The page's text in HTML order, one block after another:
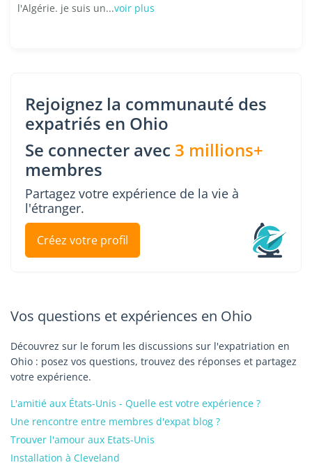
l'Algérie. je suis un...voir plus
Rejoignez la communauté des
expatriés en Ohio
Se connecter avec 3 millions+
membres
Partagez votre expérience de la vie à
l'étranger.
Créez votre profil
Vos questions et expériences en Ohio
Découvrez sur le forum les discussions sur l'expatriation en
Ohio : posez vos questions, trouvez des réponses et partagez
votre expérience.
L'amitié aux États-Unis - Quelle est votre expérience ?
Une rencontre entre membres d'expat blog ?
Trouver l'amour aux Etats-Unis
Installation à Cleveland